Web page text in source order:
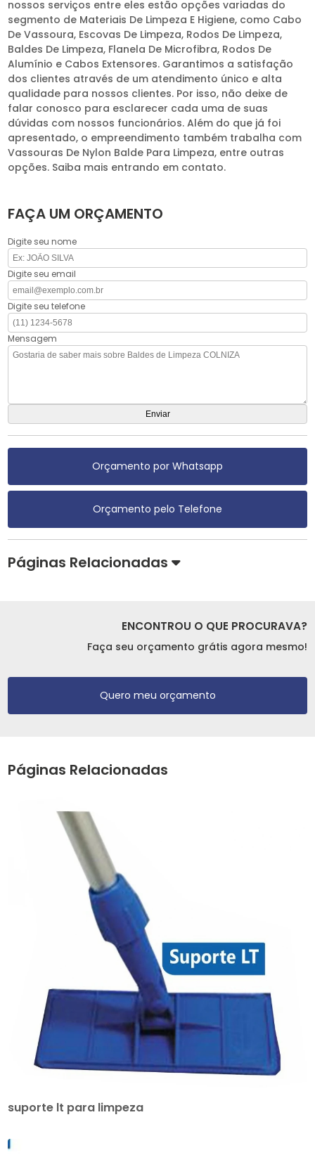
nossos serviços entre eles estão opções variadas do
segmento de Materiais De Limpeza E Higiene, como Cabo
De Vassoura, Escovas De Limpeza, Rodos De Limpeza,
Baldes De Limpeza, Flanela De Microfibra, Rodos De
Alumínio e Cabos Extensores. Garantimos a satisfação
dos clientes através de um atendimento único e alta
qualidade para nossos clientes. Por isso, não deixe de
falar conosco para esclarecer cada uma de suas
dúvidas com nossos funcionários. Além do que já foi
apresentado, o empreendimento também trabalha com
Vassouras De Nylon Balde Para Limpeza, entre outras
opções. Saiba mais entrando em contato.
FAÇA UM ORÇAMENTO
Digite seu nome
Digite seu email
Digite seu telefone
Mensagem
Orçamento por Whatsapp
Orçamento pelo Telefone
Páginas Relacionadas
ENCONTROU O QUE PROCURAVA?
Faça seu orçamento grátis agora mesmo!
Quero meu orçamento
Páginas Relacionadas
suporte lt para limpeza